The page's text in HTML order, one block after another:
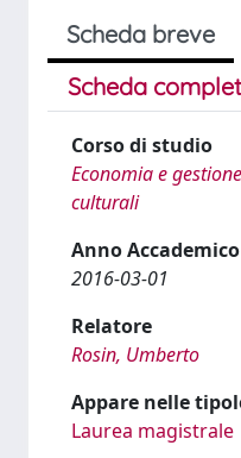
Scheda breve
Scheda
Corso di studio
Economia e
culturali
Anno Accademico
2016-03-01
Relatore
Rosin, Umberto
Appare nelle
Laurea magistrale